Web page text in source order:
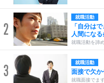
2
就職活動
「自分は
人間になる
就職活動を諦
3 就職活動
面接で欠か
就職面接でま